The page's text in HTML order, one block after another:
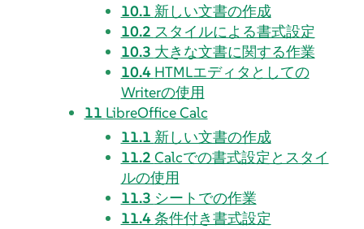
10.1 新しい文書の作成
10.2 スタイルによる書式設定
10.3 大きな文書に関する作業
10.4 HTMLエディタとしての
Writerの使用
11 LibreOffice Calc
11.1 新しい文書の作成
11.2 Calcでの書式設定とスタイ
ルの使用
11.3 シートでの作業
11.4条件付き書式設定